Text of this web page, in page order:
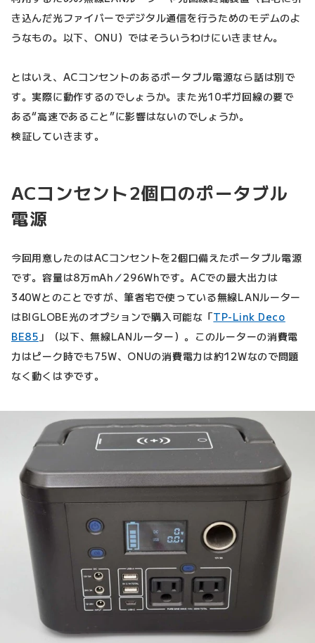
き込んだ光ファイバーでデジタル通信を行うためのモデムのよ
うなもの。以下、ONU）ではそういうわけにいきません。
とはいえ、ACコンセントのあるポータブル電源なら話は別で
す。実際に動作するのでしょうか。また光10ギガ回線の要で
ある“高速であること”に影響はないのでしょうか。
検証していきます。
ACコンセント2個口のポータブル
電源
今回用意したのはACコンセントを2個口備えたポータブル電源
です。容量は8万mAh／296Whです。ACでの最大出力は
340Wとのことですが、筆者宅で使っている無線LANルーター
はBIGLOBE光のオプションで購入可能な「TP-Link Deco
BE85 」（以下、無線LANルーター）。このルーターの消費電
力はピーク時でも75W、ONUの消費電力は約12Wなので問題
なく動くはずです。